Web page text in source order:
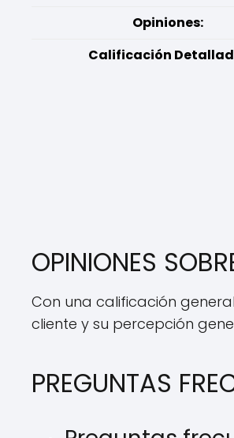
Opiniones:
Calificación
OPINIONES
Con una calificación
cliente y su percepción
PREGUNTAS